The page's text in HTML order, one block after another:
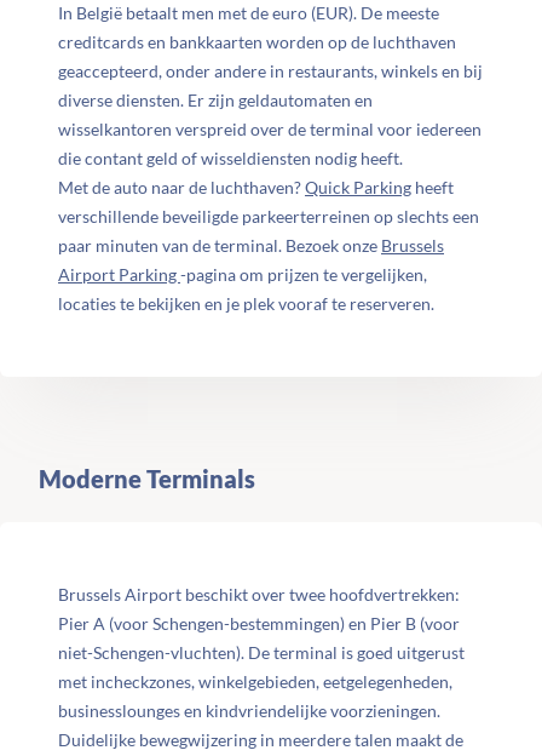
In België betaalt men met de euro (EUR). De meeste
creditcards en bankkaarten worden op de luchthaven
geaccepteerd, onder andere in restaurants, winkels en bij
diverse diensten. Er zijn geldautomaten en
wisselkantoren verspreid over de terminal voor iedereen
die contant geld of wisseldiensten nodig heeft.
Met de auto naar de luchthaven?Quick Parking heeft
verschillende beveiligde parkeerterreinen op slechts een
paar minuten van de terminal. Bezoek onze Brussels
Airport Parking-pagina om prijzen te vergelijken,
locaties te bekijken en je plek vooraf te reserveren.
Moderne Terminals
Brussels Airport beschikt over twee hoofdvertrekken:
Pier A (voor Schengen-bestemmingen) en Pier B (voor
niet-Schengen-vluchten). De terminal is goed uitgerust
met incheckzones, winkelgebieden, eetgelegenheden,
businesslounges en kindvriendelijke voorzieningen.
Duidelijke bewegwijzering in meerdere talen maakt de